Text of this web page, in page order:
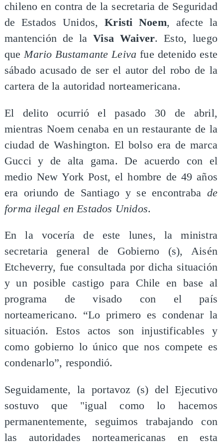
chileno en contra de la secretaria de Seguridad
de Estados Unidos,Kristi Noem, afecte la
mantención de laVisa Waiver. Esto, luego
queMario Bustamante Leiva fue detenido este
sábado acusado de ser el autor del robo de la
cartera de la autoridad norteamericana.
El delito ocurrió el pasado 30 de abril,
mientras Noem cenaba en un restaurante de la
ciudad de Washington. El bolso era de marca
Gucci y de alta gama. De acuerdo con el
medio New York Post, el hombre de 49 años
era oriundo de Santiago y se encontraba de
forma ilegal en Estados Unidos.
En la vocería de este lunes, la ministra
secretaria general de Gobierno (s), Aisén
Etcheverry, fue consultada por dicha situación
y un posible castigo para Chile en base al
programa de visado con el país
norteamericano. “Lo primero es condenar la
situación. Estos actos son injustificables y
como gobierno lo único que nos compete es
condenarlo”, respondió.
Seguidamente, la portavoz (s) del Ejecutivo
sostuvo que "igual como lo hacemos
permanentemente, seguimos trabajando con
las autoridades norteamericanas en esta